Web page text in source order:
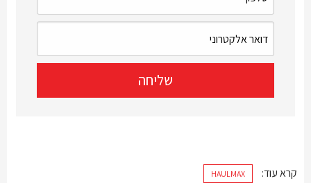
קרא עוד: HAULMAX